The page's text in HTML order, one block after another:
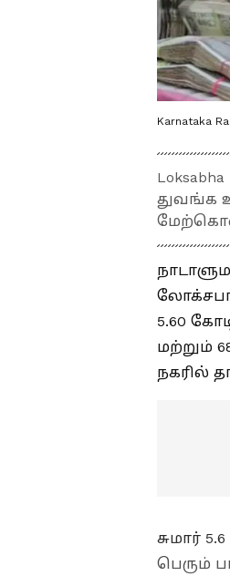
Karnataka
துவங்க
5.60
மற்றும்
நகரில்
சுமார்
பெரும்